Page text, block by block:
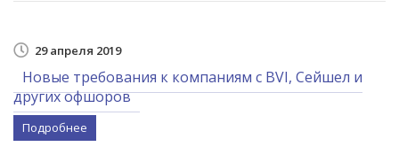
29 апреля 2019
Новые требования к компаниям с BVI, Сейшел и
других офшоров
Подробнее